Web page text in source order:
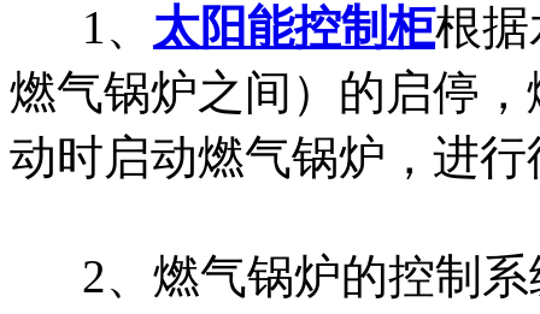
1、 太阳能控制柜根
燃气锅炉之间）的启停
动时启动燃气锅炉，进
2、燃气锅炉的控制